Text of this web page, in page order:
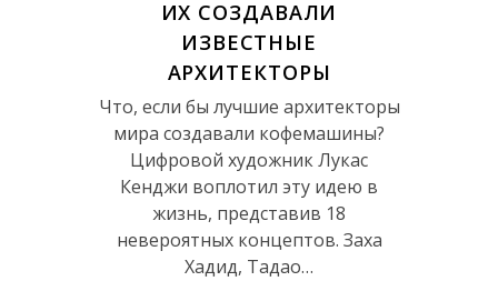
ИХ СОЗДАВАЛИ
ИЗВЕСТНЫЕ
АРХИТЕКТОРЫ
Что, если бы лучшие архитекторы
мира создавали кофемашины?
Цифровой художник Лукас
Кенджи воплотил эту идею в
жизнь, представив 18
невероятных концептов. Заха
Хадид, Тадао…